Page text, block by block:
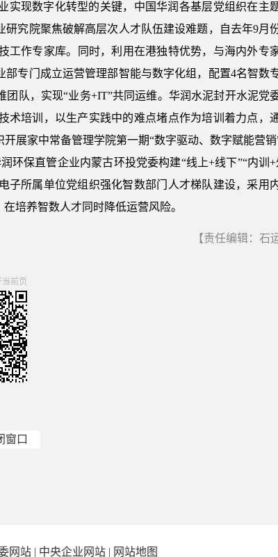
现数字化转型的关键，中国华润各基层党组织在主
究院聚焦破解高层次人才队伍建设难题，自去年9月
工作专家库。同时，利用在港独特优势，与海内外专
专门成立运营管理部智能与数字化组，配置4名智数
队，实现“业务+IT”共同运维。华润水泥封开水泥党
术培训，以生产实践中的难点堵点作为培训着力点，
展家中常备管理学院第一期“数字驱动、数字赋能营销
环保直管企业内蒙古环投党委构建“线上+线下”“内训+
子所属单位党组织强化智数部门人才梯队建设，采用
培养智数人才同时降低运营风险。
【责任编辑：石
前页
窗口